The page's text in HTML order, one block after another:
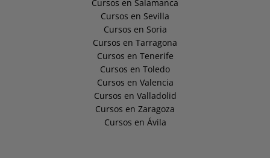
Cursos en Salamanca
Cursos en Sevilla
Cursos en Soria
Cursos en Tarragona
Cursos en Tenerife
Cursos en Toledo
Cursos en Valencia
Cursos en Valladolid
Cursos en Zaragoza
Cursos en Ávila